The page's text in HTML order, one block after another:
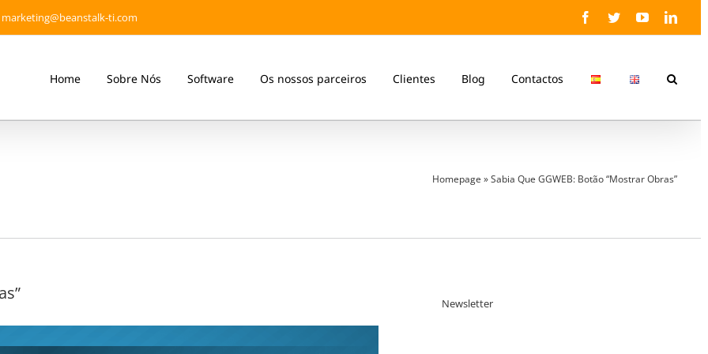
marketing@beanstalk-ti.com Facebook
TwitterYouTube
Home Sobre Nós Software Os nossos parceiros Clientes Blog Contactos
Homepage »Sabia Que GGWEB: Botão “Mostrar Obras”
Newsletter